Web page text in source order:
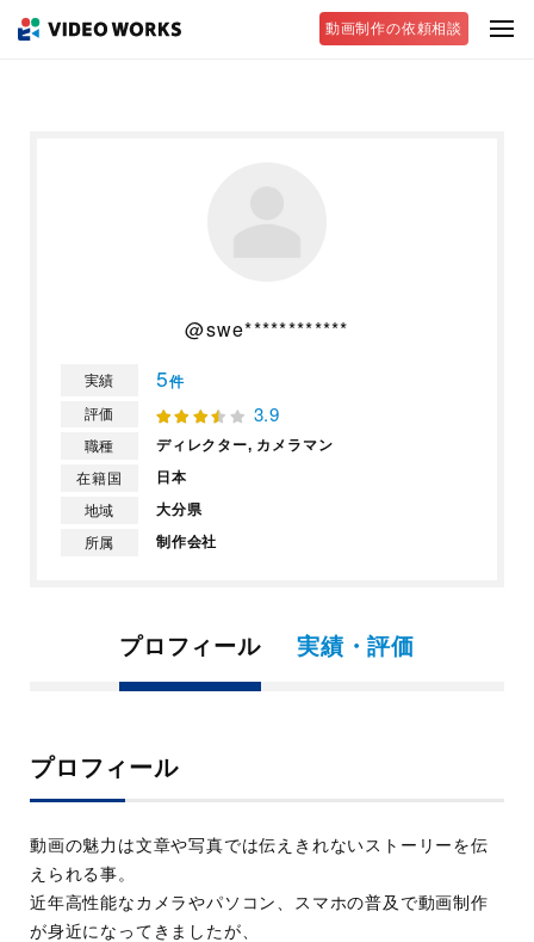
動画制作の依頼相談
@swe************
実績 5件
評価
3.9
職種 ディレクター, カメラマン
在籍国
日本
地域
大分県
所属
制作会社
プロフィール 実績・評価
プロフィール
動画の魅力は文章や写真では伝えきれないストーリーを伝
えられる事。
近年高性能なカメラやパソコン、スマホの普及で動画制作
が身近になってきましたが、